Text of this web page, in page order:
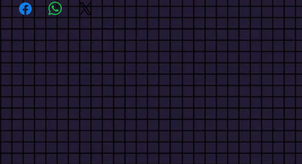
Ciudad de México $200 (Compra arriba de $2000
ENVÍO GRATIS) Envío en el interior de México $500
(Compra arriba de $2000 ENVÍO GRATIS). Envío
Internacional $1000 (Compra arriba de $4000 ENVÍO
GRATIS).